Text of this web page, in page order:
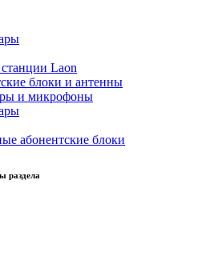
Laon
блоки и антенны
и микрофоны
абонентские блоки
раздела